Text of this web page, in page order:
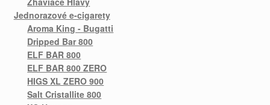
Jednorazové e-cigarety
Aroma King - Bugatti
Dripped Bar 800
ELF BAR 800
ELF BAR 800 ZERO
HIGS XL ZERO 900
Salt Cristallite 800